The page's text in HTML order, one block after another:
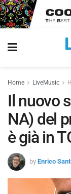
Home LiveMusic
Il nuovo
NA) del
è già in
by Enrico